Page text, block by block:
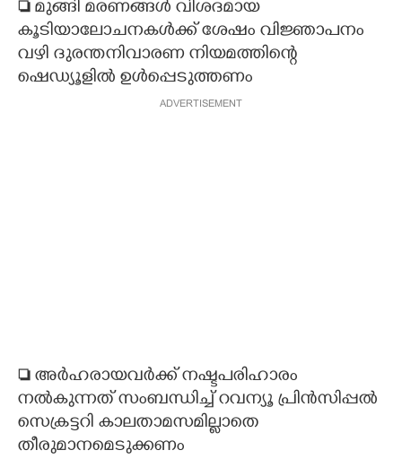
മുങ്ങി മരണങ്ങൾ വിശദമായ
കൂടിയാലോചനകൾക്ക് ശേഷം വിജ്ഞാപനം
വഴി ദുരന്തനിവാരണ നിയമത്തിന്റെ
ഷെഡ്യൂളിൽ ഉൾപ്പെടുത്തണം
ADVERTISEMENT
അർഹരായവർക്ക് നഷ്ടപരിഹാരം
നൽകുന്നത് സംബന്ധിച്ച് റവന്യൂ പ്രിൻസിപ്പൽ
സെക്രട്ടറി കാലതാമസമില്ലാതെ
തീരുമാനമെടുക്കണം